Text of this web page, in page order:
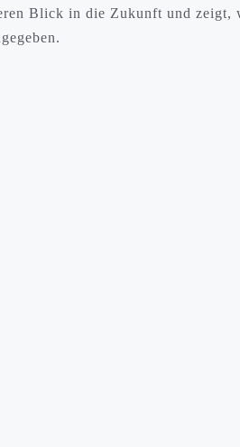
Blick in die Zukunft und zeigt,